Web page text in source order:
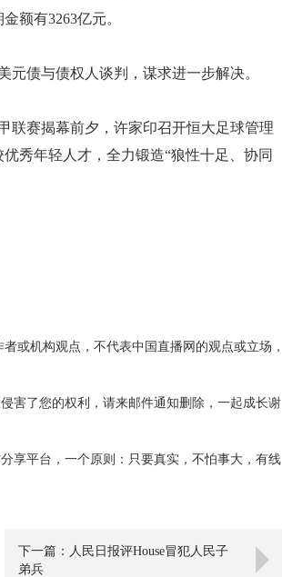
额有3263亿元。
债与债权人谈判，谋求进一步解决。
联赛揭幕前夕，许家印召开恒大足球管理
秀年轻人才，全力锻造“狼性十足、协同
或机构观点，不代表中国直播网的观点或立场，
害了您的权利，请来邮件通知删除，一起成长谢
享平台，一个原则：只要真实，不怕事大，有线
下一篇：人民日报评House冒犯人民子
弟兵